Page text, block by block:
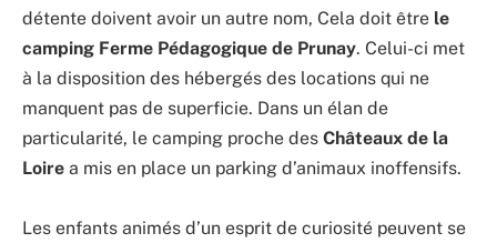
détente doivent avoir un autre nom, Cela doit être le
camping Ferme Pédagogique de Prunay. Celui-ci met
à la disposition des hébergés des locations qui ne
manquent pas de superficie. Dans un élan de
particularité, le camping proche des Châteaux de la
Loire a mis en place un parking d’animaux inoffensifs.
Les enfants animés d’un esprit de curiosité peuvent se